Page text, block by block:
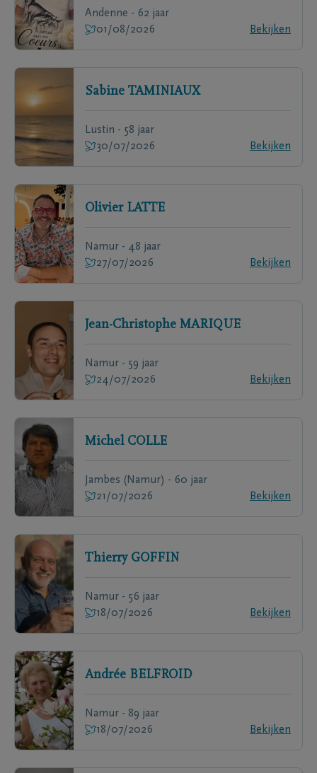
Andenne - 62 jaar
01/08/2026
Bekijken
Sabine TAMINIAUX
Lustin - 58 jaar
30/07/2026
Bekijken
Olivier LATTE
Namur - 48 jaar
27/07/2026
Bekijken
Jean-Christophe MARIQUE
Namur - 59 jaar
24/07/2026
Bekijken
Michel COLLE
Jambes (Namur) - 60 jaar
21/07/2026
Bekijken
Thierry GOFFIN
Namur - 56 jaar
18/07/2026
Bekijken
Andrée BELFROID
Namur - 89 jaar
18/07/2026
Bekijken